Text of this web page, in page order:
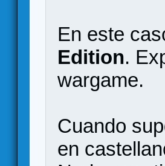
En este
Edition.
wargame.
Cuando
en